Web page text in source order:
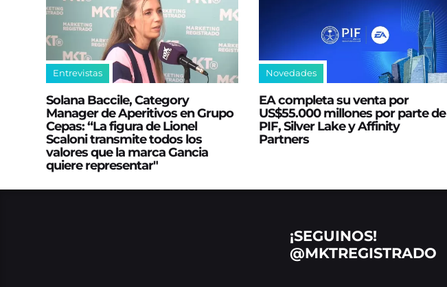
Entrevistas
Solana Baccile, Category
Manager de Aperitivos en Grupo
Cepas: “La figura de Lionel
Scaloni transmite todos los
valores que la marca Gancia
quiere representar"
Novedades
EA completa su venta por
US$55.000 millones por parte de
PIF, Silver Lake y Affinity
Partners
¡SEGUINOS!
@MKTREGISTRADO